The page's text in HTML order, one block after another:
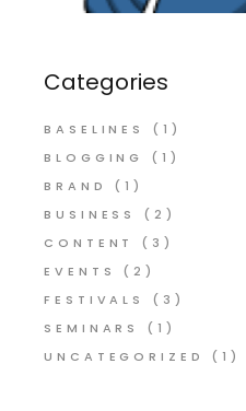
Categories
BASELINES
(1)
BLOGGING
(1)
BRAND
(1)
BUSINESS
(2)
CONTENT
(3)
EVENTS
(2)
FESTIVALS
(3)
SEMINARS
(1)
UNCATEGORIZED
(1)